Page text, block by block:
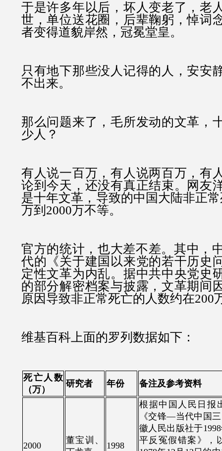
于是许多年以后，坏人变老了，老
世，单位送花圈，后辈鞠躬，悼词
者变得道貌岸然，冠冕堂皇。
只有地下那些没人记得的人，安安
不出来。
那么问题来了，毛所发动的文革，
少人？
有人说一百万，有人说两百万，有
论到今天，还没有真正结束。
网友
是十年文革，导致的中国大陆非正
万到2000万不等。
官方的统计，也大差不差。其中，
代的《关于建国以来党的若干历史
定性文革为内乱。据中共中央党史
的部分解密档案与披露，文革期间
原因导致非正常死亡的人数约在200
维基百科上面的罗列数据如下：
死亡人数
（万）
研究者 年份 备注及参考资料
2000
董宝训、
1998
根据中国人民日报
《交锋—当代中国
徽人民出版社于
平反冤假错案》，